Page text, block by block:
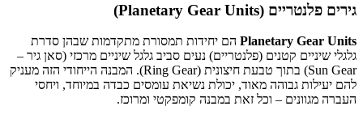
גירים פלנטריים (Planetary Gear Units)
Planetary Gear Units הם יחידות תמסורת מתקדמות שבהן סדרת
גלגלי שיניים קטנים (פלנטריים) נעים סביב גלגל שיניים מרכזי (סאן גיר –
Sun Gear) בתוך טבעת חיצונית (Ring Gear). המבנה הייחודי הזה מעניק
להם יעילות גבוהה מאוד, יכולת נשיאת עומסים כבדה במיוחד, ויחסי
העברה מגוונים – וכל זאת במבנה קומפקטי ומרוכז.